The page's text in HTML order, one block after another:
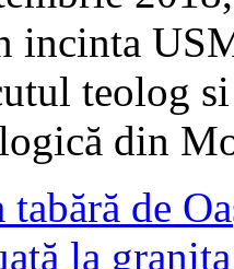
incinta
teolog
din